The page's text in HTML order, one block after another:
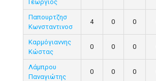
Γεώργιος
Παπουρτζησ
Κωνσταντινοσ
4 0 0
Καρμόγιαννης
Κώστας
0 0 0
Λάμπρου
Παναγιώτης
0 0 0